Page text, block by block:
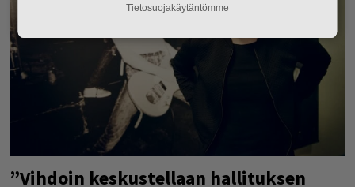
”Vihdoin keskustellaan hallituksen
Tietosuojakäytäntömme